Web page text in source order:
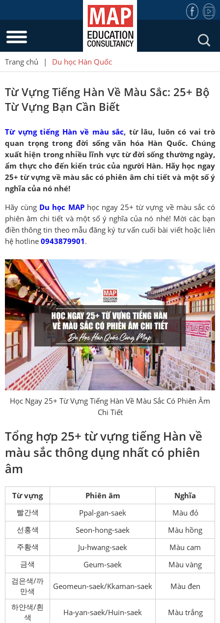
Trang chủ | Du học Hàn Quốc
Từ Vựng Tiếng Hàn Về Màu Sắc: 25+ Bộ
Từ Vựng Bạn Cần Biết
Từ vựng tiếng Hàn về màu sắc, từ lâu, luôn có vai trò
quan trọng trong đời sống văn hóa Hàn Quốc. Chúng
xuất hiện trong nhiều lĩnh vực từ đời sống thường ngày,
ẩm thực cho đến kiến trúc của người Hàn. Hãy học ngay
25+ từ vựng về màu sắc có phiên âm chi tiết và một số ý
nghĩa của nó nhé!
Hãy cùng Du học MAPhọc ngay 25+ từ vựng về màu sắc có
phiên âm chi tiết và một số ý nghĩa của nó nhé! Mời các bạn
điền thông tin theo mẫu đăng ký tư vấn cuối bài viết hoặc liên
hệ hotline 0943879901.
Học Ngay 25+ Từ Vựng Tiếng Hàn Về Màu Sắc Có Phiên Âm
Chi Tiết
Tổng hợp 25+ từ vựng tiếng Hàn về
màu sắc thông dụng nhất có phiên
âm
Từ vựng Phiên âm
Nghĩa
빨간색
Ppal-gan-saek
Màu đỏ
선홍색
Seon-hong-saek
Màu hồng
주황색
Ju-hwang-saek
Màu cam
금색
Geum-saek
Màu vàng
검은색/까
만색
Geomeun-saek/Kkaman-saek Màu đen
하얀색/흰
색
Ha-yan-saek/Huin-saek Màu trắng